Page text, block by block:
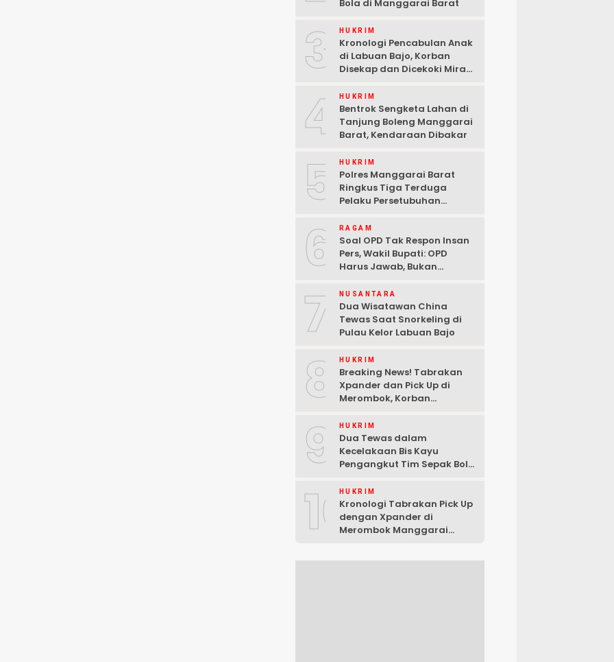
Bola di Manggarai Barat
3 HUKRIM
Kronologi Pencabulan Anak
di Labuan Bajo, Korban
Disekap dan Dicekoki Miras,
4 HUKRIM
Bentrok Sengketa Lahan di
Tanjung Boleng Manggarai
Barat, Kendaraan Dibakar
5 HUKRIM
Polres Manggarai Barat
Ringkus Tiga Terduga
Pelaku Persetubuhan
Bajo
6 RAGAM
Soal OPD Tak Respon Insan
Pers, Wakil Bupati: OPD
Harus Jawab, Bukan
7 NUSANTARA
Dua Wisatawan China
Tewas Saat Snorkeling di
Pulau Kelor Labuan Bajo
8 HUKRIM
Breaking News! Tabrakan
Xpander dan Pick Up di
Merombok, Korban
9 HUKRIM
Dua Tewas dalam
Kecelakaan Bis Kayu
Pengangkut Tim Sepak Bola
10HUKRIM
Kronologi Tabrakan Pick Up
dengan Xpander di
Merombok Manggarai